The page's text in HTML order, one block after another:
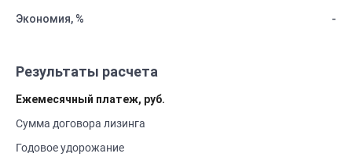
Экономия, % -
Результаты расчета
Ежемесячный платеж, руб.
Сумма договора лизинга
Годовое удорожание